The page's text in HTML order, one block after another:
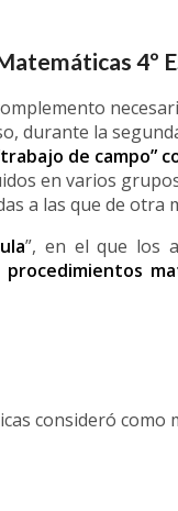
4º
la
de campo”
en varios
a las que de otra
”, en el que los
consideró